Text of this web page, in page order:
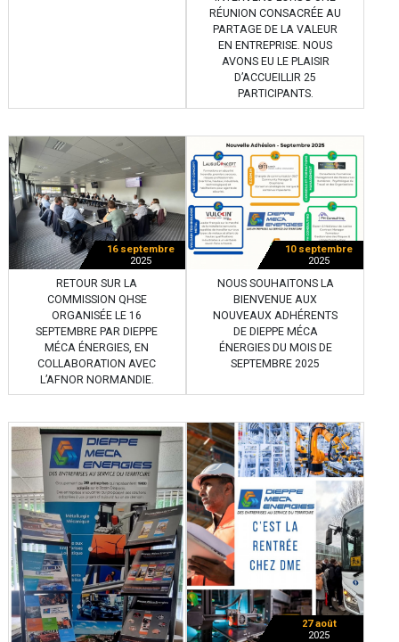
RÉUNION CONSACRÉE AU
PARTAGE DE LA VALEUR
EN ENTREPRISE. NOUS
AVONS EU LE PLAISIR
D’ACCUEILLIR 25
PARTICIPANTS.
16 septembre
2025
RETOUR SUR LA
COMMISSION QHSE
ORGANISÉE LE 16
SEPTEMBRE PAR DIEPPE
MÉCA ÉNERGIES, EN
COLLABORATION AVEC
L’AFNOR NORMANDIE.
10 septembre
2025
NOUS SOUHAITONS LA
BIENVENUE AUX
NOUVEAUX ADHÉRENTS
DE DIEPPE MÉCA
ÉNERGIES DU MOIS DE
SEPTEMBRE 2025
27 août
2025